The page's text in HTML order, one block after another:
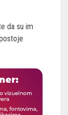
da su im